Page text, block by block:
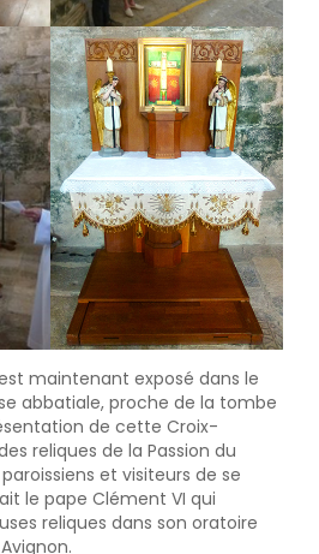
maintenant exposé dans le
abbatiale, proche de la tombe
de cette Croix-
reliques de la Passion du
et visiteurs de se
le pape Clément VI qui
reliques dans son oratoire